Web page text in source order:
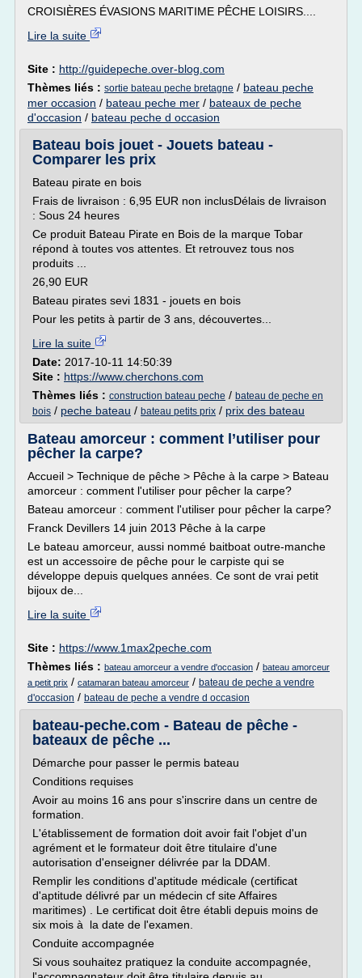
CROISIÈRES ÉVASIONS MARITIME PÊCHE LOISIRS....
Lire la suite
Site : http://guidepeche.over-blog.com
Thèmes liés : sortie bateau peche bretagne / bateau peche
mer occasion / bateau peche mer / bateaux de peche
d'occasion / bateau peche d occasion
Bateau bois jouet - Jouets bateau -
Comparer les prix
Bateau pirate en bois
Frais de livraison : 6,95 EUR non inclusDélais de livraison
: Sous 24 heures
Ce produit Bateau Pirate en Bois de la marque Tobar
répond à toutes vos attentes. Et retrouvez tous nos
produits ...
26,90 EUR
Bateau pirates sevi 1831 - jouets en bois
Pour les petits à partir de 3 ans, découvertes...
Lire la suite
Date: 2017-10-11 14:50:39
Site : https://www.cherchons.com
Thèmes liés : construction bateau peche / bateau de peche en
bois / peche bateau / bateau petits prix / prix des bateau
Bateau amorceur : comment l’utiliser pour
pêcher la carpe?
Accueil > Technique de pêche > Pêche à la carpe > Bateau
amorceur : comment l'utiliser pour pêcher la carpe?
Bateau amorceur : comment l'utiliser pour pêcher la carpe?
Franck Devillers 14 juin 2013 Pêche à la carpe
Le bateau amorceur, aussi nommé baitboat outre-manche
est un accessoire de pêche pour le carpiste qui se
développe depuis quelques années. Ce sont de vrai petit
bijoux de...
Lire la suite
Site : https://www.1max2peche.com
Thèmes liés : bateau amorceur a vendre d'occasion / bateau amorceur
a petit prix / catamaran bateau amorceur / bateau de peche a vendre
d'occasion / bateau de peche a vendre d occasion
bateau-peche.com - Bateau de pêche -
bateaux de pêche ...
Démarche pour passer le permis bateau
Conditions requises
Avoir au moins 16 ans pour s'inscrire dans un centre de
formation.
L'établissement de formation doit avoir fait l'objet d'un
agrément et le formateur doit être titulaire d'une
autorisation d'enseigner délivrée par la DDAM.
Remplir les conditions d'aptitude médicale (certificat
d'aptitude délivré par un médecin cf site Affaires
maritimes) . Le certificat doit être établi depuis moins de
six mois à la date de l'examen.
Conduite accompagnée
Si vous souhaitez pratiquez la conduite accompagnée,